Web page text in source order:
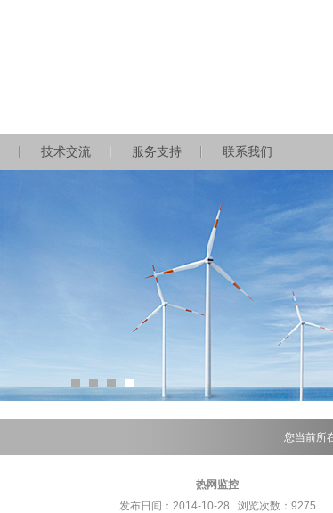
技术交流 服务支持 联系我们
您当前所
热网监控
发布日间：2014-10-28 浏览次数：9275